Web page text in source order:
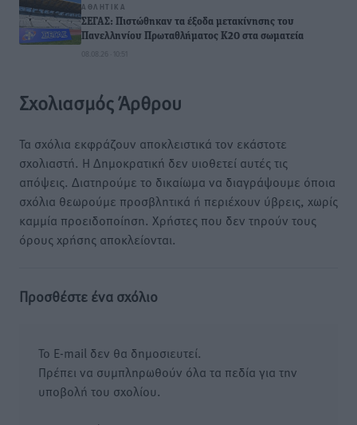
ΑΘΛΗΤΙΚΆ
ΣΕΓΑΣ: Πιστώθηκαν τα έξοδα μετακίνησης του
Πανελληνίου Πρωταθλήματος Κ20 στα σωματεία
08.08.26 · 10:51
Σχολιασμός Άρθρου
Τα σχόλια εκφράζουν αποκλειστικά τον εκάστοτε
σχολιαστή. Η Δημοκρατική δεν υιοθετεί αυτές τις
απόψεις. Διατηρούμε το δικαίωμα να διαγράψουμε όποια
σχόλια θεωρούμε προσβλητικά ή περιέχουν ύβρεις, χωρίς
καμμία προειδοποίηση. Χρήστες που δεν τηρούν τους
όρους χρήσης αποκλείονται.
Προσθέστε ένα σχόλιο
Το E-mail δεν θα δημοσιευτεί.
Πρέπει να συμπληρωθούν όλα τα πεδία για την
υποβολή του σχολίου.